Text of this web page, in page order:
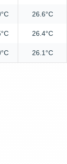
26.6°C
26.4°C
26.1°C